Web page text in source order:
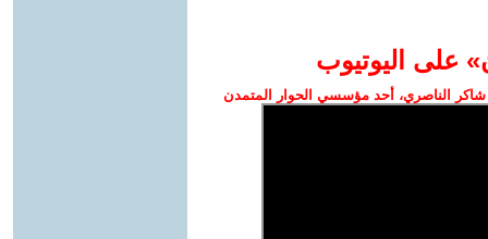
على اليوتيوب
الناصري، أحد مؤسسي الحوار المتمدن